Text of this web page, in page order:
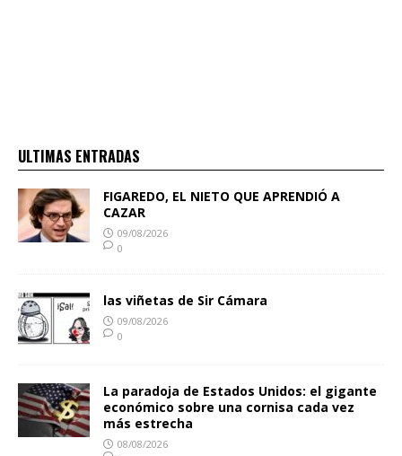
ULTIMAS ENTRADAS
FIGAREDO, EL NIETO QUE APRENDIÓ A
CAZAR
09/08/2026
0
las viñetas de Sir Cámara
09/08/2026
0
La paradoja de Estados Unidos: el gigante
económico sobre una cornisa cada vez
más estrecha
08/08/2026